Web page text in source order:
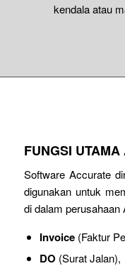
kendala atau
FUNGSI UTAMA
Software Accurate
digunakan untuk
di dalam perusahaan
Invoice(Faktur
DO (Surat Jalan),